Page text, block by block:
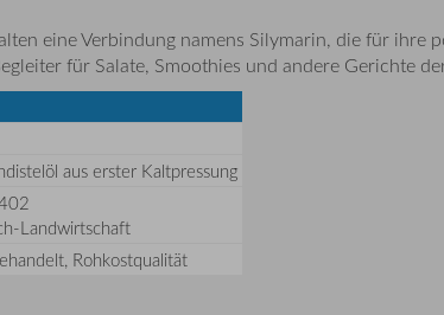
eine Verbindung namens Silymarin, die für
für Salate, Smoothies und andere Gerichte
aus erster Kaltpressung
Landwirtschaft
Rohkostqualität